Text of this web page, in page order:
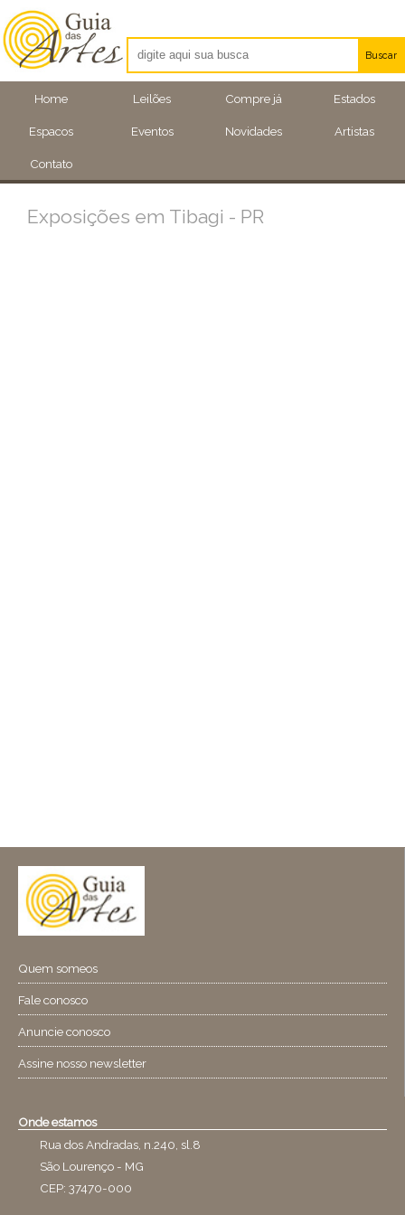
Home Leilões Compre já Estados
Espacos Eventos Novidades Artistas
Contato
Buscar
Artistas
Eventos
Exposições em Tibagi - PR
Quem someos
Fale conosco
Anuncie conosco
Assine nosso newsletter
Onde estamos
Rua dos Andradas, n.240, sl.8
São Lourenço - MG
CEP: 37470-000